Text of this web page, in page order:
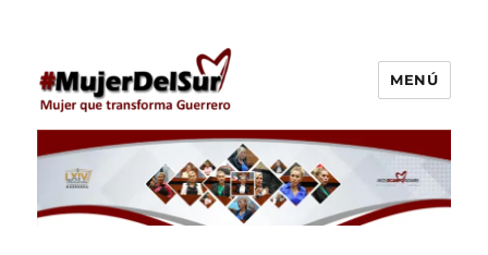
Araceli Ocampo Manzanares
MENÚ